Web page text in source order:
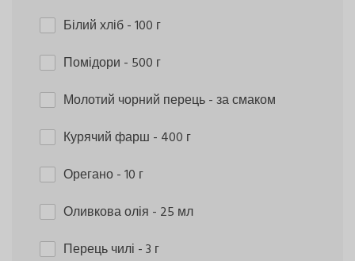
Білий хліб- 100 г
Помідори - 500 г
Молотий чорний перець- за смаком
Курячий фарш - 400 г
Орегано- 10 г
Оливкова олія - 25 мл
Перець чилі - 3 г